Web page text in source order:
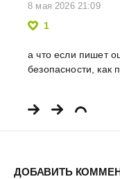
8 мая 2026 21:09
1
а что если пишет
безопасности, как
ДОБАВИТЬ